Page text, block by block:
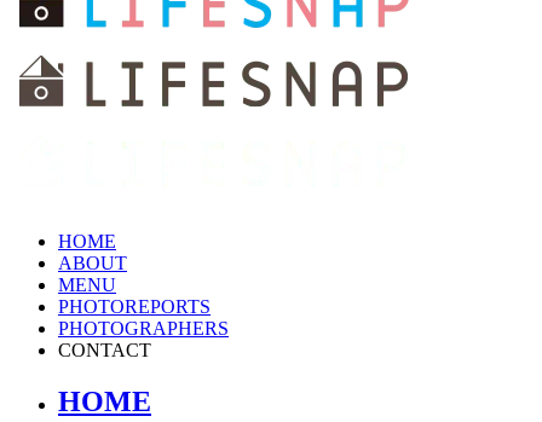
HOME
ABOUT
MENU
PHOTOREPORTS
PHOTOGRAPHERS
CONTACT
HOME